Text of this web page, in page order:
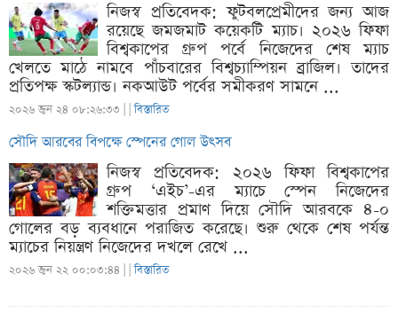
নিজস্ব প্রতিবেদক: ফুটবলপ্রেমীদের জন্য আজ
রয়েছে জমজমাট কয়েকটি ম্যাচ। ২০২৬ ফিফা
বিশ্বকাপের গ্রুপ পর্বে নিজেদের শেষ ম্যাচ
খেলতে মাঠে নামবে পাঁচবারের বিশ্বচ্যাম্পিয়ন ব্রাজিল। তাদের
প্রতিপক্ষ স্কটল্যান্ড। নকআউট পর্বের সমীকরণ সামনে ...
২০২৬ জুন ২৪ ০৮:২৬:৩৩ | |বিস্তারিত
সৌদি আরবের বিপক্ষে স্পেনের গোল উৎসব
নিজস্ব প্রতিবেদক: ২০২৬ ফিফা বিশ্বকাপের
গ্রুপ ‘এইচ’-এর ম্যাচে স্পেন নিজেদের
শক্তিমত্তার প্রমাণ দিয়ে সৌদি আরবকে ৪-০
গোলের বড় ব্যবধানে পরাজিত করেছে। শুরু থেকে শেষ পর্যন্ত
ম্যাচের নিয়ন্ত্রণ নিজেদের দখলে রেখে ...
২০২৬ জুন ২২ ০০:০৩:৪৪ | |বিস্তারিত